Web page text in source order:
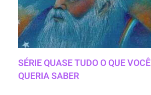
SÉRIE QUASE TUDO O QUE VOCÊ
QUERIA SABER